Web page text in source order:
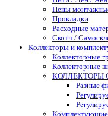
Пены
Прокладки
Расходные
Скотч /
Коллекторы и
Коллекторные
Коллекторные
КОЛЛЕКТОРЫ
Разные
Комплектующие